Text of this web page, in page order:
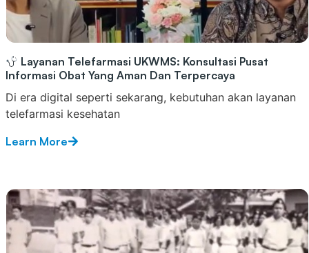
Layanan Telefarmasi UKWMS: Konsultasi Pusat
Informasi Obat Yang Aman Dan Terpercaya
Di era digital seperti sekarang, kebutuhan akan layanan
telefarmasi kesehatan
Learn More